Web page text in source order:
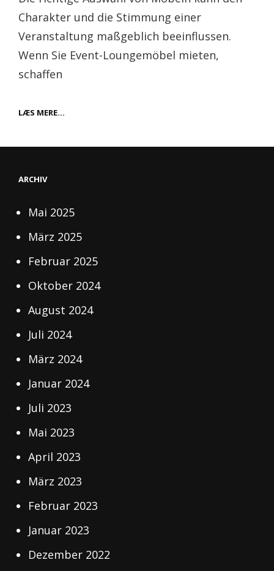
Charakter und die Stimmung einer
Veranstaltung maßgeblich beeinflussen.
Wenn Sie Event-Loungemöbel mieten,
schaffen
LÆS MERE…
ARCHIV
Mai 2025
März 2025
Februar 2025
Oktober 2024
August 2024
Juli 2024
März 2024
Januar 2024
Juli 2023
Mai 2023
April 2023
März 2023
Februar 2023
Januar 2023
Dezember 2022